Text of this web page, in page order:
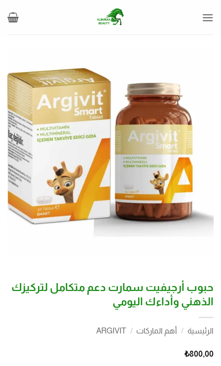
للمحتوى
حبوب أرجيفيت سمارت دعم متكامل لتركيزك
الذهني وأداءك اليومي
الرئيسية / أهم الماركات /
ARGIVIT
₺800,00